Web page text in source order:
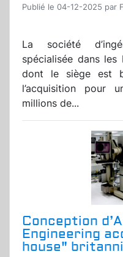
Publié le 04-12-2025 par
La société
spécialisée dans
dont le siège est
l’acquisition pour
millions de...
Conception
Engineering
house"